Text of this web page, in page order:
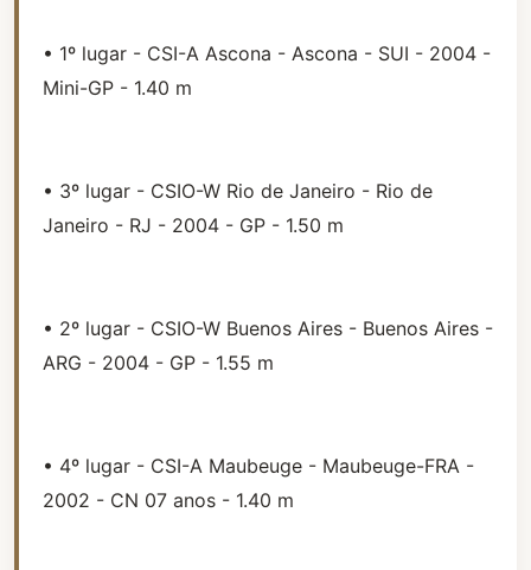
• 1º lugar - CSI-A Ascona - Ascona - SUI - 2004 -
Mini-GP - 1.40 m
• 3º lugar - CSIO-W Rio de Janeiro - Rio de
Janeiro - RJ - 2004 - GP - 1.50 m
• 2º lugar - CSIO-W Buenos Aires - Buenos Aires -
ARG - 2004 - GP - 1.55 m
• 4º lugar - CSI-A Maubeuge - Maubeuge-FRA -
2002 - CN 07 anos - 1.40 m